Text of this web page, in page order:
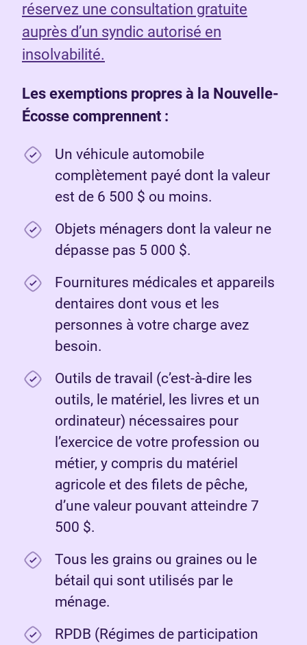
réservez une consultation gratuite
auprès d’un syndic autorisé en
insolvabilité.
Les exemptions propres à la Nouvelle-
Écosse comprennent :
Un véhicule automobile
complètement payé dont la valeur
est de 6 500 $ ou moins.
Objets ménagers dont la valeur ne
dépasse pas 5 000 $.
Fournitures médicales et appareils
dentaires dont vous et les
personnes à votre charge avez
besoin.
Outils de travail (c’est-à-dire les
outils, le matériel, les livres et un
ordinateur) nécessaires pour
l’exercice de votre profession ou
métier, y compris du matériel
agricole et des filets de pêche,
d’une valeur pouvant atteindre 7
500 $.
Tous les grains ou graines ou le
bétail qui sont utilisés par le
ménage.
RPDB (Régimes de participation